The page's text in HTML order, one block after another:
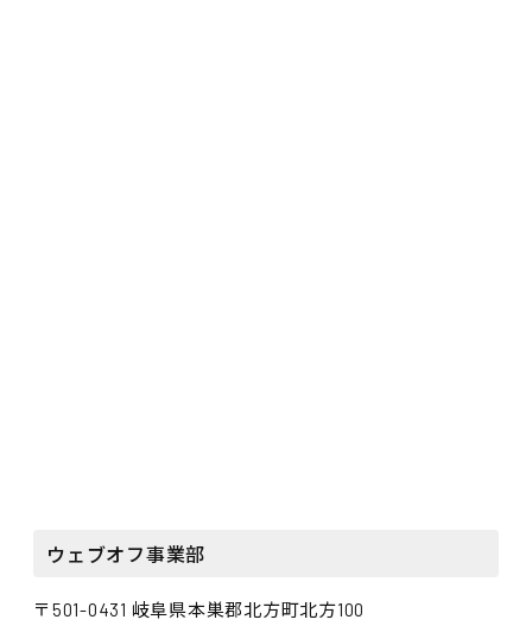
ウェブオフ事業部
〒501-0431 岐阜県本巣郡北方町北方100